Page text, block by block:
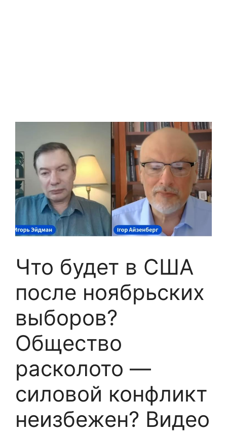
Что будет в США
после ноябрьских
выборов?
Общество
расколото —
силовой конфликт
неизбежен? Видео